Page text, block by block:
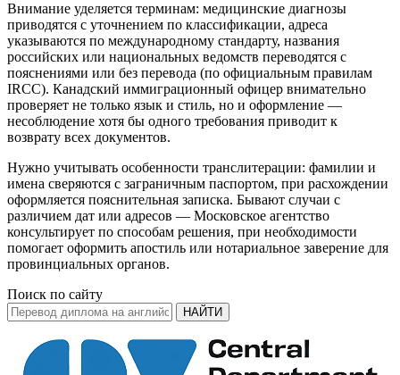
Внимание уделяется терминам: медицинские диагнозы
приводятся с уточнением по классификации, адреса
указываются по международному стандарту, названия
российских или национальных ведомств переводятся с
пояснениями или без перевода (по официальным правилам
IRCC). Канадский иммиграционный офицер внимательно
проверяет не только язык и стиль, но и оформление —
несоблюдение хотя бы одного требования приводит к
возврату всех документов.
Нужно учитывать особенности транслитерации: фамилии и
имена сверяются с заграничным паспортом, при расхождении
оформляется пояснительная записка. Бывают случаи с
различием дат или адресов — Московское агентство
консультирует по способам решения, при необходимости
помогает оформить апостиль или нотариальное заверение для
провинциальных органов.
Поиск по сайту
НАЙТИ